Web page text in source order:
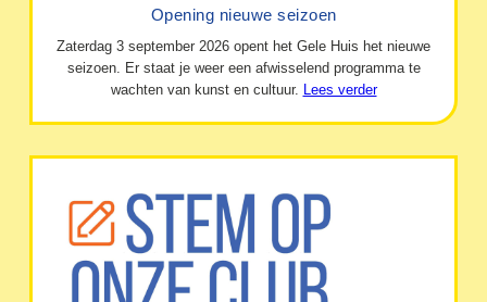
Opening nieuwe seizoen
Zaterdag 3 september 2026 opent het Gele Huis het nieuwe
seizoen. Er staat je weer een afwisselend programma te
wachten van kunst en cultuur. Lees verder